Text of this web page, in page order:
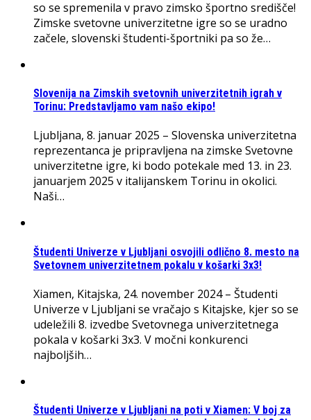
so se spremenila v pravo zimsko športno središče!
Zimske svetovne univerzitetne igre so se uradno
začele, slovenski študenti-športniki pa so že…
Slovenija na Zimskih svetovnih univerzitetnih igrah v
Torinu: Predstavljamo vam našo ekipo!
Ljubljana, 8. januar 2025 – Slovenska univerzitetna
reprezentanca je pripravljena na zimske Svetovne
univerzitetne igre, ki bodo potekale med 13. in 23.
januarjem 2025 v italijanskem Torinu in okolici.
Naši…
Študenti Univerze v Ljubljani osvojili odlično 8. mesto na
Svetovnem univerzitetnem pokalu v košarki 3x3!
Xiamen, Kitajska, 24. november 2024 – Študenti
Univerze v Ljubljani se vračajo s Kitajske, kjer so se
udeležili 8. izvedbe Svetovnega univerzitetnega
pokala v košarki 3x3. V močni konkurenci
najboljših…
Študenti Univerze v Ljubljani na poti v Xiamen: V boj za